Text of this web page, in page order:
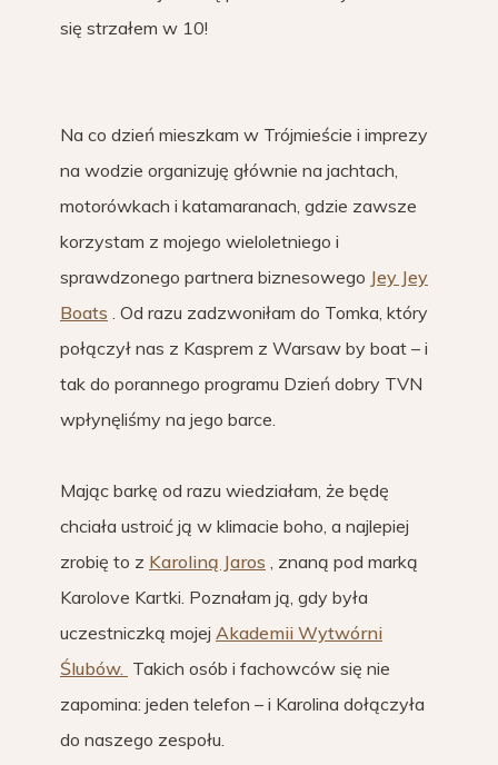
się strzałem w 10!
Na co dzień mieszkam w Trójmieście i imprezy
na wodzie organizuję głównie na jachtach,
motorówkach i katamaranach, gdzie zawsze
korzystam z mojego wieloletniego i
sprawdzonego partnera biznesowego Jey Jey
Boats . Od razu zadzwoniłam do Tomka, który
połączył nas z Kasprem z Warsaw by boat – i
tak do porannego programu Dzień dobry TVN
wpłynęliśmy na jego barce.
Mając barkę od razu wiedziałam, że będę
chciała ustroić ją w klimacie boho, a najlepiej
zrobię to z Karoliną Jaros , znaną pod marką
Karolove Kartki. Poznałam ją, gdy była
uczestniczką mojej Akademii Wytwórni
Ślubów. Takich osób i fachowców się nie
zapomina: jeden telefon – i Karolina dołączyła
do naszego zespołu.